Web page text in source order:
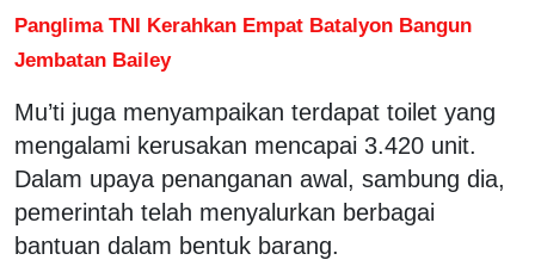
Panglima TNI Kerahkan Empat Batalyon Bangun
Jembatan Bailey
Mu’ti juga menyampaikan terdapat toilet yang
mengalami kerusakan mencapai 3.420 unit.
Dalam upaya penanganan awal, sambung dia,
pemerintah telah menyalurkan berbagai
bantuan dalam bentuk barang.